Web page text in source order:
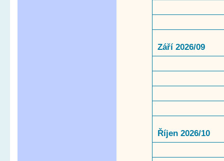
Září 2026/09
Říjen 2026/10